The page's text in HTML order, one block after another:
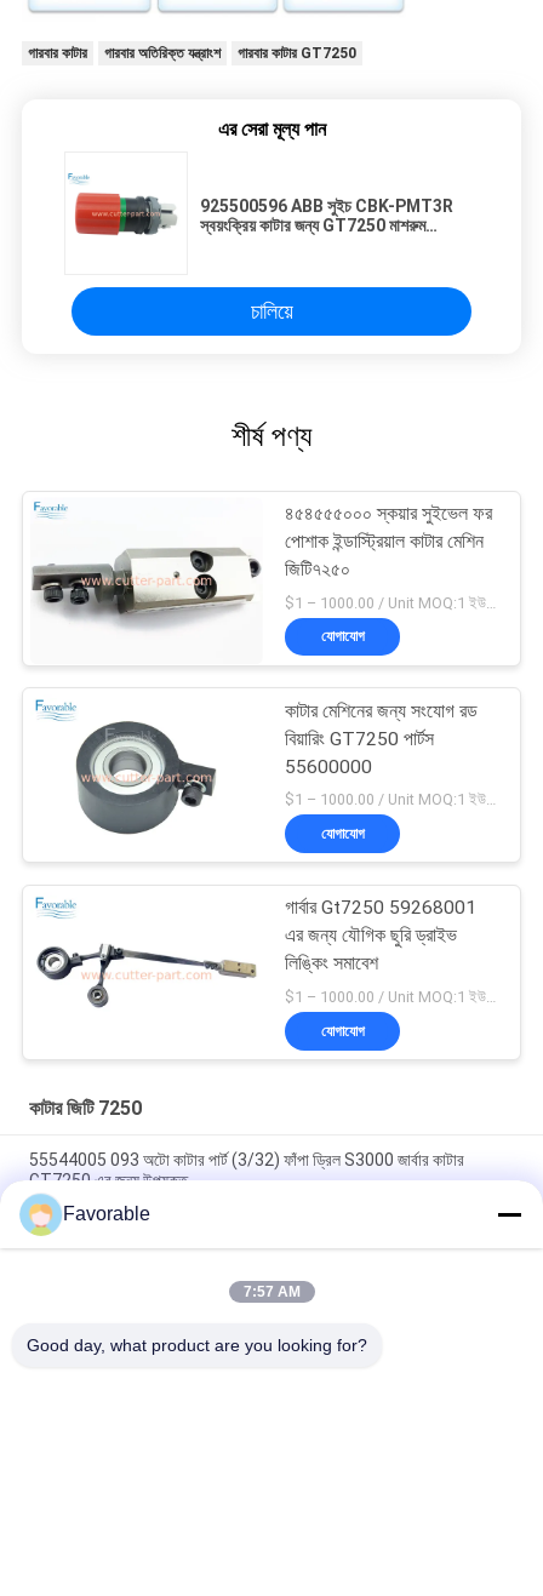
গারবার কাটার গারবার অতিরিক্ত যন্ত্রাংশ গারবার কাটার GT7250
এর সেরা মূল্য পান
925500596 ABB সুইচ CBK-PMT3R
স্বয়ংক্রিয় কাটার জন্য GT7250 মাশরুম
চালিয়ে
শীর্ষ পণ্য
৪৫৪৫৫৫০০০ স্কয়ার সুইভেল ফর
পোশাক ইন্ডাস্ট্রিয়াল কাটার মেশিন
জিটি৭২৫০
যোগাযোগ
কাটার মেশিনের জন্য সংযোগ রড
বিয়ারিং GT7250 পার্টস
55600000
$1 – 1000.00 / Unit MOQ:1 ইউনিট/ইউনিট অবহেলিত
যোগাযোগ
গার্বার Gt7250 59268001
এর জন্য যৌগিক ছুরি ড্রাইভ
লিঙ্কিং সমাবেশ
$1 – 1000.00 / Unit MOQ:1 ইউনিট/ইউনিট অবহেলিত
যোগাযোগ
কাটার জিটি 7250
55544005 093 অটো কাটার পার্ট (3/32) ফাঁপা ড্রিল S3000 জার্বার কাটার
GT7250 এর জন্য উপযুক্ত
ব্লু গারবার কাটার জিটি৭২৫০ টমসন লেয়ার # এসএসই-এম২০-০পিএন-ডব্লিউডব্লিউ
১৫৩৫০০৫৫৭
465500367 হেক্স নিপল ব্রাস এফটিজি ওয়েদারহেড 3325X2 গারবার কাটার জন্য
Favorable
7:57 AM
Good day, what product are you looking for?